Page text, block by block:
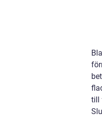
till